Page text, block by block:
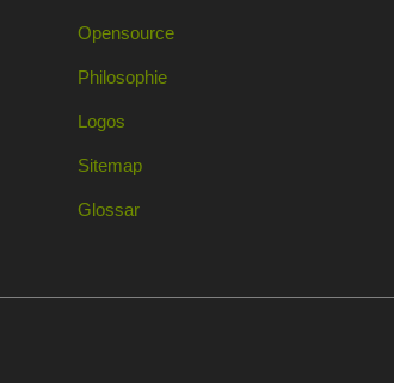
Opensource
Philosophie
Logos
Sitemap
Glossar